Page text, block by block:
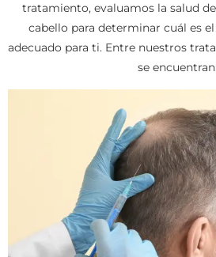
tratamiento, evaluamos la salud
cabello para determinar cuál es
adecuado para ti. Entre nuestros
se